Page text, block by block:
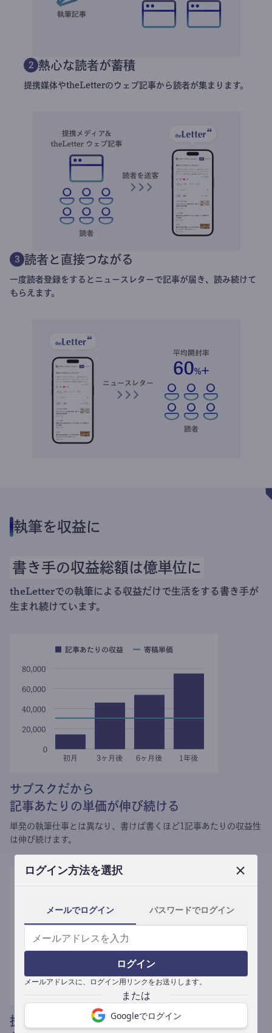
ログイン方法を選択
メールでログイン パスワードでログイン
ログイン
メールアドレスに、ログイン用リンクをお送りします。
Googleでログイン
2 熱心な読者が蓄積
提携媒体やtheLetterのウェブ記事から読者が集まります。
3 読者と直接つながる
一度読者登録をするとニュースレターで記事が届き、読み続けて
もらえます。
執筆を収益に
書き手の収益総額は億単位に
theLetterでの執筆による収益だけで生活をする書き手が
生まれ続けています。
サブスクだから
記事あたりの単価が伸び続ける
単発の執筆仕事とは異なり、 書けば書くほど1記事あたりの収益性
は伸び続けます。
提携媒体による記事買い取りで